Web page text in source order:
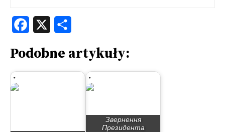
Facebook
Podobne artykuły:
Звернення
Президента